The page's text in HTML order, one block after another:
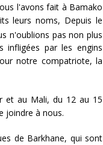
l'avons fait à Bamako
leurs noms, Depuis le
n'oublions pas non plus
infligées par les engins
notre compatriote, la
et au Mali, du 12 au 15
joindre à nous.
de Barkhane, qui sont